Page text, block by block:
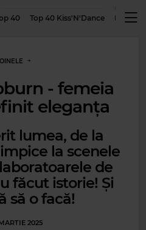
40 Top 40 Kiss'N'Dance
- femeia
eleganța
lumea, de la
la scenele
de
făcut istorie! Și
să o facă!
2025